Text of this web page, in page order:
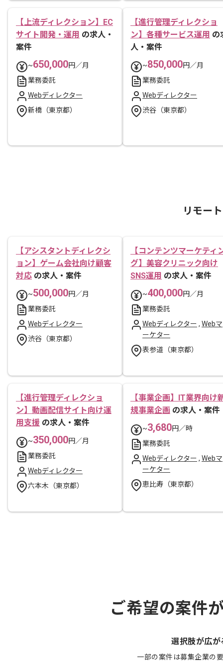
【上流ディレクション】EC
サイト開発・運用 の求人・
案件
~650,000円／月
業務委託
Webディレクター
新橋（東京都）
【進行管理ディレクショ
ン】各種サービス運用 の
人・案件
~850,000円／月
業務委託
Webディレクター
渋谷（東京都）
リモー
【アシスタントディレクシ
ョン】ゲーム会社向け顧客
対応 の求人・案件
~500,000円／月
業務委託
Webディレクター
渋谷（東京都）
【コンテンツマーケティ
グ】美容クリニック向け
SNS運用 の求人・案件
~400,000円／月
業務委託
Webディレクター , Webマ
ーケター
表参道（東京都）
【進行管理ディレクショ
ン】動画配信サイト向け運
用支援 の求人・案件
~350,000円／月
業務委託
Webディレクター
六本木（東京都）
【事業企画】IT業界向け
規事業企画 の求人・案件
~3,680円／時
業務委託
Webディレクター , Webマ
ーケター
恵比寿（東京都）
ご希望の案件
選択肢が広が
一部の案件は募集企業の